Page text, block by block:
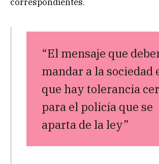
“El mensaje que
mandar a la sociedad
que hay tolerancia
para el policía que se
aparta de la ley”